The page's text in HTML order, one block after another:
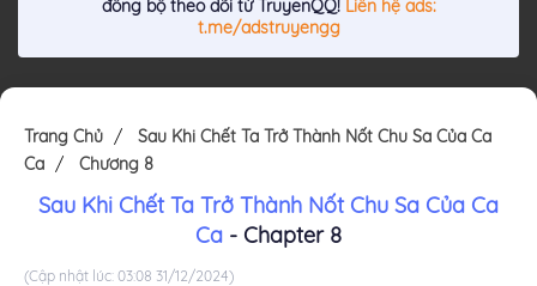
đồng bộ theo dõi từ TruyenQQ! Liên hệ ads:
t.me/adstruyengg
Trang Chủ
Sau Khi Chết Ta Trở Thành Nốt Chu Sa Của Ca
Ca
Chương 8
Sau Khi Chết Ta Trở Thành Nốt Chu Sa Của Ca
Ca - Chapter 8
(Cập nhật lúc: 03:08 31/12/2024)